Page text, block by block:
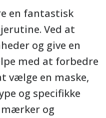
en fantastisk
Ved at
og give en
med at forbedre
vælge en maske,
og specifikke
mærker og